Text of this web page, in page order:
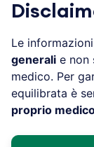
Le
generali e non
medico. Per
equilibrata è
proprio